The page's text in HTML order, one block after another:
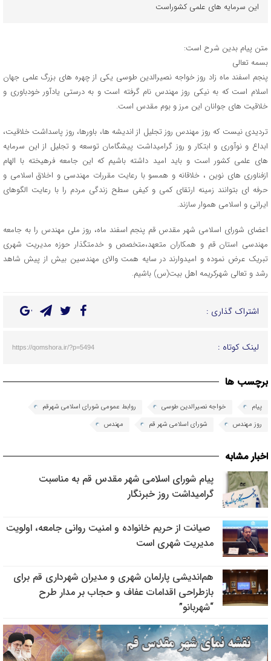
این سرمایه های علمی کشوراست
متن پیام بدین شرح است:
بسمه تعالی
پنجم اسفند ماه زاد روز خواجه نصیرالدین طوسی یکی از چهره های بزرگ علمی جهان
اسلام است که به نیکی روز مهندس نام گرفته است و به درستی یادآور خودباوری و
خلاقیت های جوانان این مرز و بوم مقدس است.
تردیدی نیست که روز مهندس روز تجلیل از اندیشه ها، باورها، روز پاسداشت خلاقیت،
ابداع و نوآوری و ابتکار و روز گرامیداشت پیشگامان توسعه و تجلیل از این سرمایه
های علمی کشور است و باید امید داشته باشیم که این جامعه فرهیخته با الهام
ازفناوری های نوین ، خلاقانه و همسو با رعایت مقررات مهندسی و اخلاق اسلامی و
حرفه ای بتوانند زمینه ارتقای کمی و کیفی سطح زندگی مردم را با رعایت الگوهای
ایرانی و اسلامی هموار سازند.
اعضای شورای اسلامی شهر مقدس قم پنجم اسفند ماه، روز ملی مهندس را به جامعه
مهندسی استان قم و همکاران متعهد،متخصص و خدمتگذار حوزه مدیریت شهری
تبریک عرض نموده و امیدوارند در سایه همت والای مهندسین بیش از پیش شاهد
رشد و تعالی شهرکریمه اهل بیت(س) باشیم.
اشتراک گذاری :
لینک کوتاه : https://qomshora.ir/?p=5494
برچسب ها
پیام خواجه نصیرالدین طوسی
روابط عمومی شورای اسلامی شهرقم
روز مهندس
شورای اسلامی شهر قم مهندس
اخبار مشابه
پیام شورای اسلامی شهر مقدس قم به مناسبت
گرامیداشت روز خبرنگار
صیانت از حریم خانواده و امنیت روانی جامعه، اولویت
مدیریت شهری است
هم‌اندیشی پارلمان شهری و مدیران شهرداری قم برای
بازطراحی اقدامات عفاف و حجاب بر مدار طرح
“شهربانو”